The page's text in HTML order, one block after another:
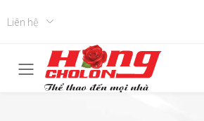
Liên hệ
Toggle mobile menu